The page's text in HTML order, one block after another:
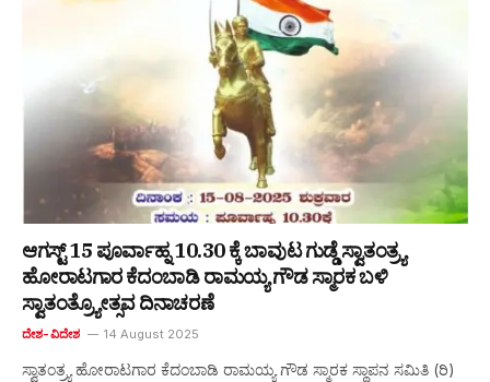
ಆಗಸ್ಟ್ 15 ಪೂರ್ವಾಹ್ನ 10.30 ಕ್ಕೆ ಬಾವುಟ ಗುಡ್ಡೆ ಸ್ವಾತಂತ್ರ್ಯ
ಹೋರಾಟಗಾರ ಕೆದಂಬಾಡಿ ರಾಮಯ್ಯ ಗೌಡ ಸ್ಮಾರಕ ಬಳಿ
ಸ್ವಾತಂತ್ರ್ಯೋತ್ಸವ ದಿನಾಚರಣೆ
ದೇಶ-ವಿದೇಶ 14 August 2025
ಸ್ವಾತಂತ್ರ್ಯ ಹೋರಾಟಗಾರ ಕೆದಂಬಾಡಿ ರಾಮಯ್ಯ ಗೌಡ ಸ್ಮಾರಕ ಸ್ಥಾಪನ ಸಮಿತಿ (ರಿ)